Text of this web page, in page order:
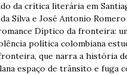
da crítica literária em
Silva e José Antonio
Díptico da fronteira:
política colombiana
que narra a história
espaço de trânsito e fuga